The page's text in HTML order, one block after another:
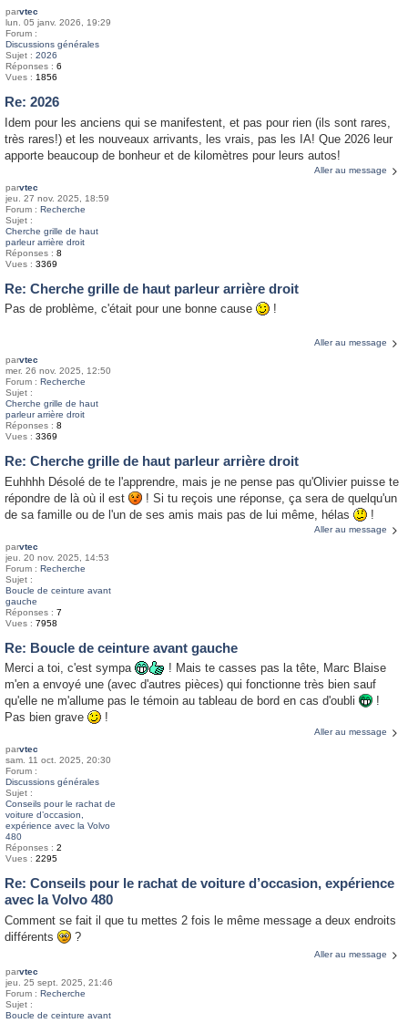
parvtec
lun. 05 janv. 2026, 19:29
Forum :
Discussions générales
Sujet : 2026
Réponses : 6
Vues : 1856
Re: 2026
Idem pour les anciens qui se manifestent, et pas pour rien (ils sont rares,
très rares!) et les nouveaux arrivants, les vrais, pas les IA! Que 2026 leur
apporte beaucoup de bonheur et de kilomètres pour leurs autos!
Aller au message
parvtec
jeu. 27 nov. 2025, 18:59
Forum : Recherche
Sujet :
Cherche grille de haut
parleur arrière droit
Réponses : 8
Vues : 3369
Re: Cherche grille de haut parleur arrière droit
Pas de problème, c'était pour une bonne cause !
Aller au message
parvtec
mer. 26 nov. 2025, 12:50
Forum : Recherche
Sujet :
Cherche grille de haut
parleur arrière droit
Réponses : 8
Vues : 3369
Re: Cherche grille de haut parleur arrière droit
Euhhhh Désolé de te l'apprendre, mais je ne pense pas qu'Olivier puisse te
répondre de là où il est
! Si tu reçois une réponse, ça sera de quelqu'un
de sa famille ou de l'un de ses amis mais pas de lui même, hélas
!
Aller au message
parvtec
jeu. 20 nov. 2025, 14:53
Forum : Recherche
Sujet :
Boucle de ceinture avant
gauche
Réponses : 7
Vues : 7958
Re: Boucle de ceinture avant gauche
Merci a toi, c'est sympa
! Mais te casses pas la tête, Marc Blaise
m'en a envoyé une (avec d'autres pièces) qui fonctionne très bien sauf
qu'elle ne m'allume pas le témoin au tableau de bord en cas d'oubli
!
Pas bien grave
!
Aller au message
parvtec
sam. 11 oct. 2025, 20:30
Forum :
Discussions générales
Sujet :
Conseils pour le rachat de
voiture d’occasion,
expérience avec la Volvo
480
Réponses : 2
Vues : 2295
Re: Conseils pour le rachat de voiture d’occasion, expérience
avec la Volvo 480
Comment se fait il que tu mettes 2 fois le même message a deux endroits
différents
?
Aller au message
parvtec
jeu. 25 sept. 2025, 21:46
Forum : Recherche
Sujet :
Boucle de ceinture avant